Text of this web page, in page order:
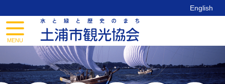
content
toggle
navigation
MENU
English